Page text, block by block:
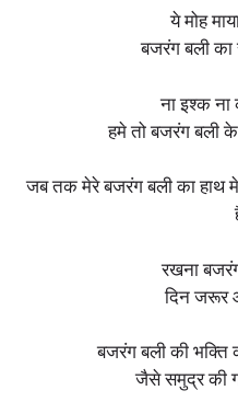
ये मोह
बजरंग बली का
ना इश्क ना
हमे तो बजरंग बली
जब तक मेरे बजरंग बली का हाथ
रखना
दिन जरूर
बजरंग बली की भक्ति
जैसे समुद्र की